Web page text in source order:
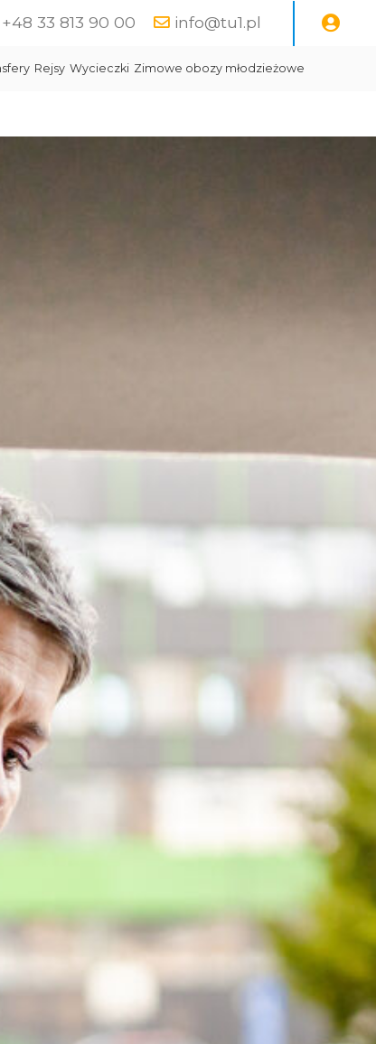
+48 33 813 90 00 info@tu1.pl
Rejsy Wycieczki Zimowe obozy młodzieżowe